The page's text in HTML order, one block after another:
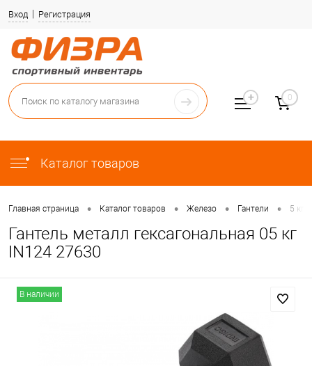
Вход Регистрация
Каталог товаров
0
Главная страница • Каталог товаров • Железо • Гантели • 5 кг
Гантель металл гексагональная 05 кг
IN124 27630
В наличии